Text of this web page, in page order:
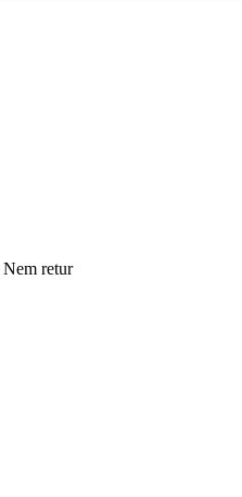
Nem retur